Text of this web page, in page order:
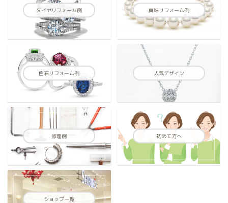
ダイヤリフォーム例 真珠リフォーム例
色石リフォーム例 人気デザイン
修理例 初めて方へ
ショップ一覧